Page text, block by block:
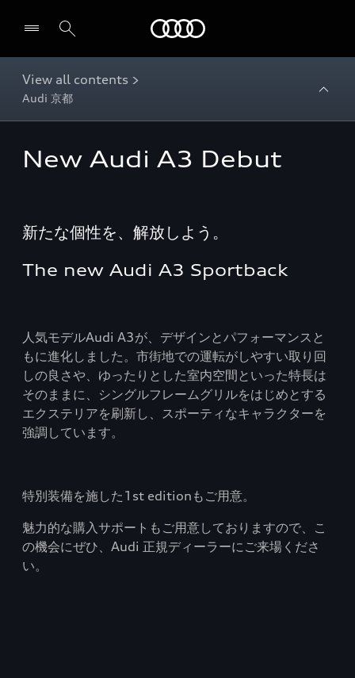
View all contents >
Audi 京都
New Audi A3 Debut
新たな個性を、解放しよう。
The new Audi A3 Sportback
人気モデルAudi A3が、デザインとパフォーマンスと
もに進化しました。市街地での運転がしやすい取り回
しの良さや、ゆったりとした室内空間といった特長は
そのままに、シングルフレームグリルをはじめとする
エクステリアを刷新し、スポーティなキャラクターを
強調しています。
特別装備を施した1st editionもご用意。
魅力的な購入サポートもご用意しておりますので、こ
の機会にぜひ、Audi 正規ディーラーにご来場くださ
い。